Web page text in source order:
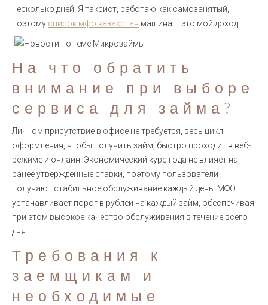
несколько дней. Я таксист, работаю как самозанятый,
поэтому список мфо казахстан машина – это мой доход.
На что обратить
внимание при выборе
сервиса для займа?
Личном присутствие в офисе не требуется, весь цикл
оформления, чтобы получить займ, быстро проходит в веб-
режиме и онлайн. Экономический курс года не влияет на
ранее утвержденные ставки, поэтому пользователи
получают стабильное обслуживание каждый день. МФО
устанавливает порог в рублей на каждый займ, обеспечивая
при этом высокое качество обслуживания в течение всего
дня.
Требования к
заемщикам и
необходимые